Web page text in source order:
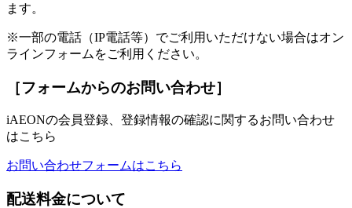
ます。
※一部の電話（IP電話等）でご利用いただけない場合はオン
ラインフォームをご利用ください。
［フォームからのお問い合わせ］
iAEONの会員登録、登録情報の確認に関するお問い合わせ
はこちら
お問い合わせフォームはこちら
配送料金について